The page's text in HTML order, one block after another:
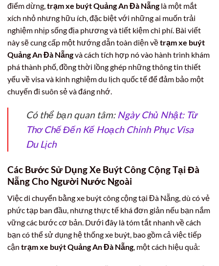
điểm dừng,trạm xe buýt Quảng An Đà Nẵnglà một mắt
xích nhỏ nhưng hữu ích, đặc biệt với những ai muốn trải
nghiệm nhịp sống địa phương và tiết kiệm chi phí. Bài viết
này sẽ cung cấp một hướng dẫn toàn diện vềtrạm xe buýt
Quảng An Đà Nẵngvà cách tích hợp nó vào hành trình khám
phá thành phố, đồng thời lồng ghép những thông tin thiết
yếu về visa và kinh nghiệm du lịch quốc tế để đảm bảo một
chuyến đi suôn sẻ và đáng nhớ.
Có thể bạn quan tâm: Ngày Chủ Nhật: Từ
Thơ Chế Đến Kế Hoạch Chinh Phục Visa
Du Lịch
Các Bước Sử Dụng Xe Buýt Công Cộng Tại Đà
Nẵng Cho Người Nước Ngoài
Việc di chuyển bằng xe buýt công cộng tại Đà Nẵng, dù có vẻ
phức tạp ban đầu, nhưng thực tế khá đơn giản nếu bạn nắm
vững các bước cơ bản. Dưới đây là tóm tắt nhanh về cách
bạn có thể sử dụng hệ thống xe buýt, bao gồm cả việc tiếp
cận trạm xe buýt Quảng An Đà Nẵng, một cách hiệu quả: